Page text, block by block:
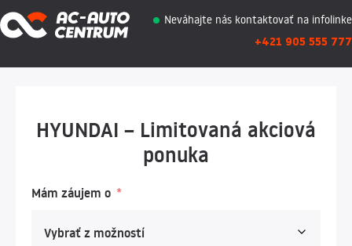
Neváhajte nás kontaktovať na infolinke
+421 905 555 777
HYUNDAI – Limitovaná akciová
ponuka
Mám záujem o